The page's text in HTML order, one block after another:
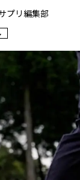
プリ編集部